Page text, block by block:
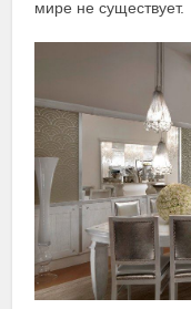
мире не существует.